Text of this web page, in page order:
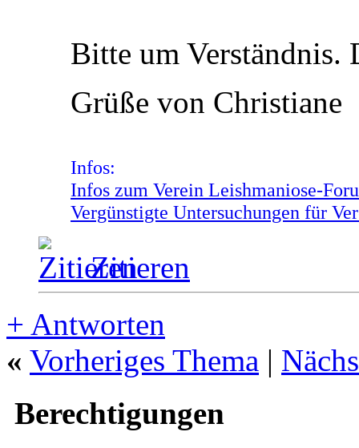
Bitte um Verständnis.
Grüße von Christiane
Infos:
Infos zum Verein Leishmaniose-
Vergünstigte Untersuchungen für
Zitieren
+ Antworten
« Vorheriges Thema |
Berechtigungen